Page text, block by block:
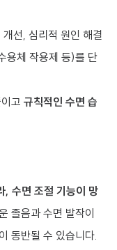
개선, 심리적 원인 해결
용체 작용제 등)를 단
고 규칙적인 수면 습
, 수면 조절 기능이 망
졸음과 수면 발작이
동반될 수 있습니다.